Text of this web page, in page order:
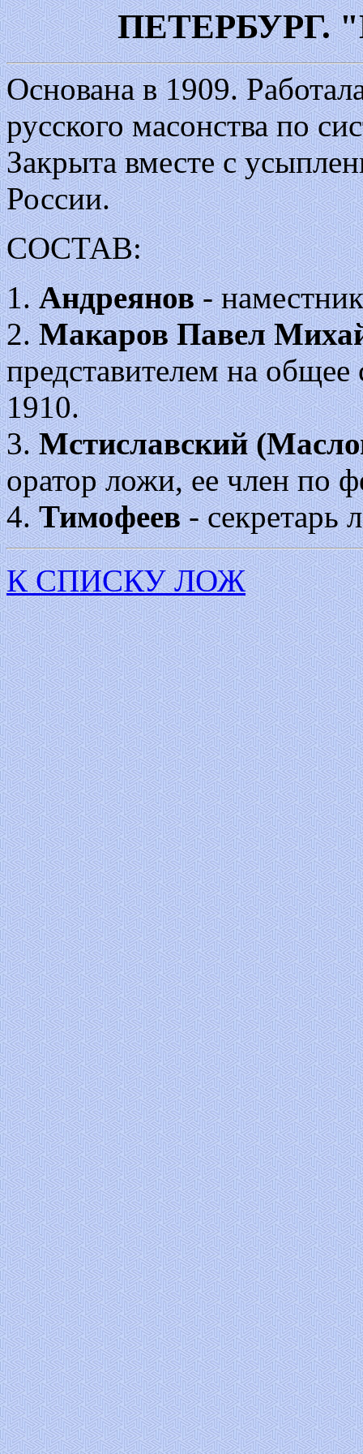
Основана в 1909.
русского масонства по
Закрыта вместе с
России.
СОСТАВ:
1.Андреянов-
2.Макаров Павел
представителем на
1910.
3.Мстиславский
оратор ложи, ее член по
4.Тимофеев- секретарь
К СПИСКУ ЛОЖ